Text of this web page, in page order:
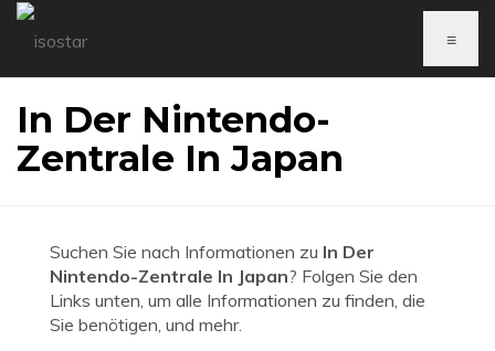
≡
In Der Nintendo-
Zentrale In Japan
Suchen Sie nach Informationen zu In Der
Nintendo-Zentrale In Japan? Folgen Sie den
Links unten, um alle Informationen zu finden, die
Sie benötigen, und mehr.